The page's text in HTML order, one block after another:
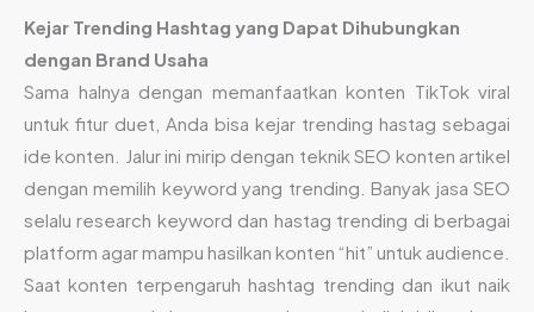
Kejar Trending Hashtag yang Dapat Dihubungkan
dengan Brand Usaha
Sama halnya dengan memanfaatkan konten TikTok viral
untuk fitur duet, Anda bisa kejar trending hastag sebagai
ide konten. Jalur ini mirip dengan teknik SEO konten artikel
dengan memilih keyword yang trending. Banyak jasa SEO
selalu research keyword dan hastag trending di berbagai
platform agar mampu hasilkan konten “hit” untuk audience.
Saat konten terpengaruh hashtag trending dan ikut naik